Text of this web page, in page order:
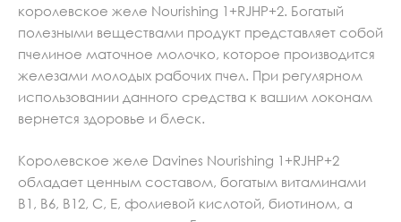
королевское желе Nourishing 1+RJHP+2. Богатый
полезными веществами продукт представляет собой
пчелиное маточное молочко, которое производится
железами молодых рабочих пчел. При регулярном
использовании данного средства к вашим локонам
вернется здоровье и блеск.
Королевское желе Davines Nourishing 1+RJHP+2
обладает ценным составом, богатым витаминами
В1, В6, В12, С, Е, фолиевой кислотой, биотином, а